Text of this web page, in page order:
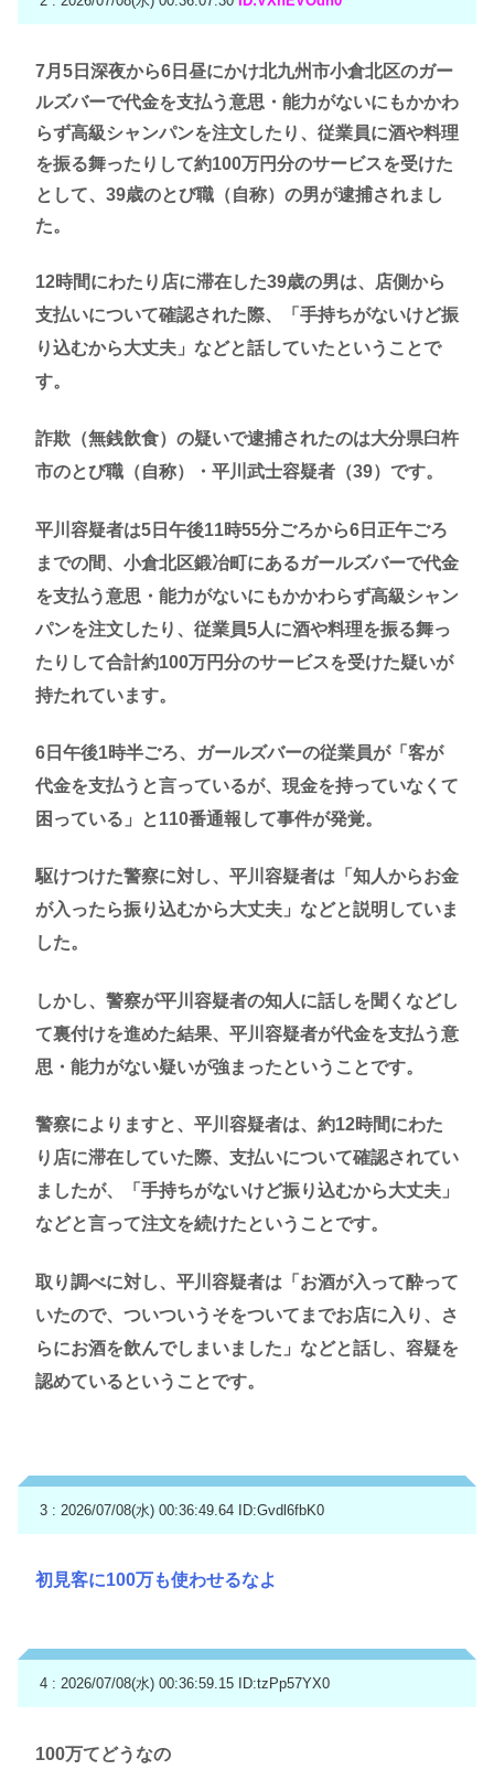
7月5日深夜から6日昼にかけ北九州市小倉北区のガー
ルズバーで代金を支払う意思・能力がないにもかかわ
らず高級シャンパンを注文したり、従業員に酒や料理
を振る舞ったりして約100万円分のサービスを受けた
として、39歳のとび職（自称）の男が逮捕されまし
た。
12時間にわたり店に滞在した39歳の男は、店側から
支払いについて確認された際、「手持ちがないけど振
り込むから大丈夫」などと話していたということで
す。
詐欺（無銭飲食）の疑いで逮捕されたのは大分県臼杵
市のとび職（自称）・平川武士容疑者（39）です。
平川容疑者は5日午後11時55分ごろから6日正午ごろ
までの間、小倉北区鍛冶町にあるガールズバーで代金
を支払う意思・能力がないにもかかわらず高級シャン
パンを注文したり、従業員5人に酒や料理を振る舞っ
たりして合計約100万円分のサービスを受けた疑いが
持たれています。
6日午後1時半ごろ、ガールズバーの従業員が「客が
代金を支払うと言っているが、現金を持っていなくて
困っている」と110番通報して事件が発覚。
駆けつけた警察に対し、平川容疑者は「知人からお金
が入ったら振り込むから大丈夫」などと説明していま
した。
しかし、警察が平川容疑者の知人に話しを聞くなどし
て裏付けを進めた結果、平川容疑者が代金を支払う意
思・能力がない疑いが強まったということです。
警察によりますと、平川容疑者は、約12時間にわた
り店に滞在していた際、支払いについて確認されてい
ましたが、「手持ちがないけど振り込むから大丈夫」
などと言って注文を続けたということです。
取り調べに対し、平川容疑者は「お酒が入って酔って
いたので、ついついうそをついてまでお店に入り、さ
らにお酒を飲んでしまいました」などと話し、容疑を
認めているということです。
3 : 2026/07/08(水) 00:36:49.64 ID:Gvdl6fbK0
初見客に100万も使わせるなよ
4 : 2026/07/08(水) 00:36:59.15 ID:tzPp57YX0
100万てどうなの